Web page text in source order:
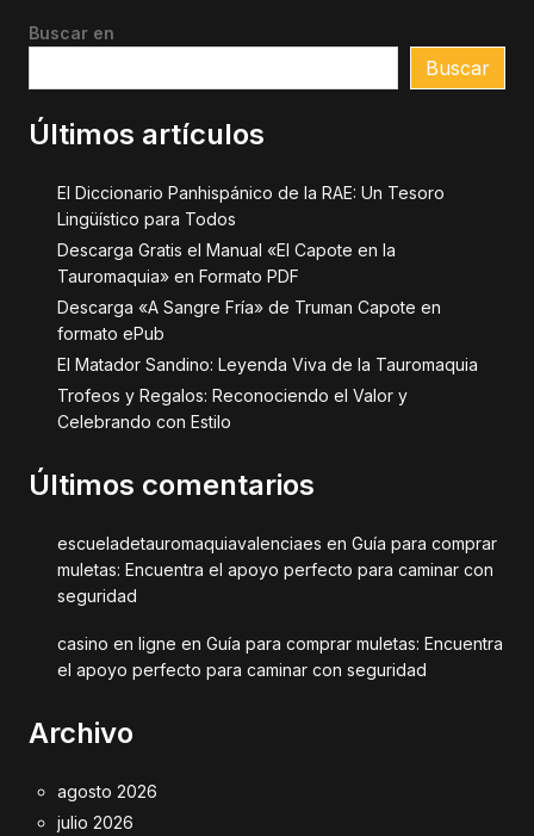
Buscar en
Buscar
Últimos artículos
El Diccionario Panhispánico de la RAE: Un Tesoro
Lingüístico para Todos
Descarga Gratis el Manual «El Capote en la
Tauromaquia» en Formato PDF
Descarga «A Sangre Fría» de Truman Capote en
formato ePub
El Matador Sandino: Leyenda Viva de la Tauromaquia
Trofeos y Regalos: Reconociendo el Valor y
Celebrando con Estilo
Últimos comentarios
escueladetauromaquiavalenciaes en Guía para comprar
muletas: Encuentra el apoyo perfecto para caminar con
seguridad
casino en ligne en Guía para comprar muletas: Encuentra
el apoyo perfecto para caminar con seguridad
Archivo
agosto 2026
julio 2026